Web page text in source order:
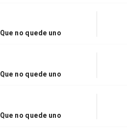
Que no quede uno
Que no quede uno
Que no quede uno